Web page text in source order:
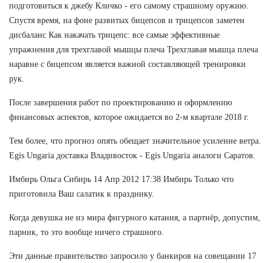
подготовиться к джебу Кличко - его самому страшному оружию.
Спустя время, на фоне развитых бицепсов и трицепсов заметен
дисбаланс Как накачать трицепс: все самые эффективные
упражнения для трехглавой мышцы плеча Трехглавая мышца плеча
наравне с бицепсом является важной составляющей тренировки
рук.
После завершения работ по проектированию и оформлению
финансовых аспектов, которое ожидается во 2-м квартале 2018 г.
Тем более, что прогноз опять обещает значительное усиление ветра.
Egis Ungaria доставка Владивосток - Egis Ungaria аналоги Саратов.
Имбирь Ольга Сибирь 14 Апр 2012 17:38 Имбирь Только что
приготовила Ваш салатик к празднику.
Когда девушка не из мира фигурного катания, а партнёр, допустим,
парник, то это вообще ничего страшного.
Эти данные правительство запросило у банкиров на совещании 17